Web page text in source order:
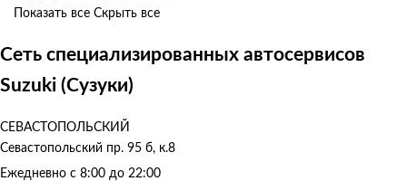
Показать все Скрыть все
Сеть специализированных автосервисов
Suzuki (Сузуки)
СЕВАСТОПОЛЬСКИЙ
Севастопольский пр. 95 б, к.8
Ежедневно с 8:00 до 22:00